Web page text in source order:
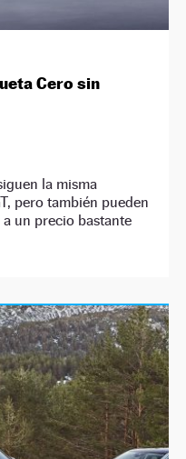
Cero sin
la misma
pero también pueden
un precio bastante